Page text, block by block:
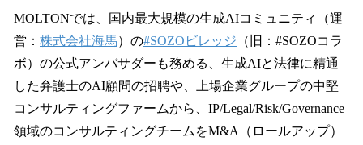
MOLTONでは、国内最大規模の生成AIコミュニティ（運
営： 株式会社海馬）の#SOZOビレッジ （旧：#SOZOコラ
ボ）の公式アンバサダーも務める、生成AIと法律に精通
した弁護士のAI顧問の招聘や、上場企業グループの中堅
コンサルティングファームから、IP/Legal/Risk/Governance
領域のコンサルティングチームをM&A（ロールアップ）